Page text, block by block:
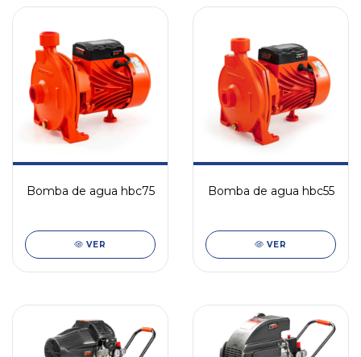
Bomba de agua hbc75
VER
Bomba de agua hbc55
VER